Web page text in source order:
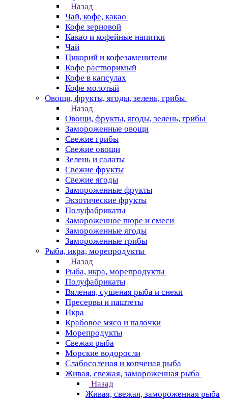
Назад
Чай, кофе, какао
Кофе зерновой
Какао и кофейные напитки
Чай
Цикорий и кофезаменители
Кофе растворимый
Кофе в капсулах
Кофе молотый
Овощи, фрукты, ягоды, зелень, грибы
Назад
Овощи, фрукты, ягоды, зелень, грибы
Замороженные овощи
Свежие грибы
Свежие овощи
Зелень и салаты
Свежие фрукты
Свежие ягоды
Замороженные фрукты
Экзотические фрукты
Полуфабрикаты
Замороженное пюре и смеси
Замороженные ягоды
Замороженные грибы
Рыба, икра, морепродукты
Назад
Рыба, икра, морепродукты
Полуфабрикаты
Вяленая, сушеная рыба и снеки
Пресервы и паштеты
Икра
Крабовое мясо и палочки
Морепродукты
Свежая рыба
Морские водоросли
Слабосоленая и копченая рыба
Живая, свежая, замороженная рыба
Назад
Живая, свежая, замороженная рыба